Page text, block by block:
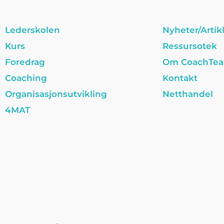
Lederskolen
Kurs
Foredrag
Coaching
Organisasjonsutvikling
4MAT
Nyheter/
Ressursotek
Om
Kontakt
Netthandel